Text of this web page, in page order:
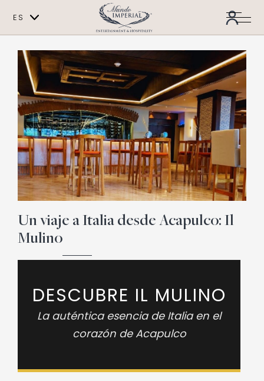
ES
EN
Un viaje a Italia desde Acapulco: Il
Mulino
DESCUBRE IL MULINO
La auténtica esencia de Italia en el
corazón de Acapulco